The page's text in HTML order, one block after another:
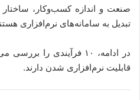
صنعت و اندازه کسب‌وکار، ساختار
تبدیل به سامانه‌های نرم‌افزاری
در ادامه، ۱۰ فرآیندی را
قابلیت نرم‌افزاری شدن دارند.